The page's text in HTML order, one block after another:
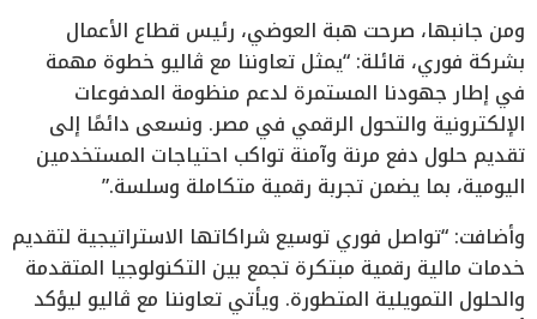
ومن جانبها، صرحت هبة العوضي، رئيس قطاع الأعمال
بشركة فوري، قائلة: “يمثل تعاوننا مع ڤاليو خطوة مهمة
في إطار جهودنا المستمرة لدعم منظومة المدفوعات
الإلكترونية والتحول الرقمي في مصر. ونسعى دائمًا إلى
تقديم حلول دفع مرنة وآمنة تواكب احتياجات المستخدمين
اليومية، بما يضمن تجربة رقمية متكاملة وسلسة.”
وأضافت: “تواصل فوري توسيع شراكاتها الاستراتيجية لتقديم
خدمات مالية رقمية مبتكرة تجمع بين التكنولوجيا المتقدمة
والحلول التمويلية المتطورة. ويأتي تعاوننا مع ڤاليو ليؤكد